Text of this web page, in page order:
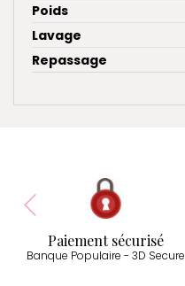
Poids
Lavage
Repassage
Paiement sécurisé
Banque Populaire - 3D Secure